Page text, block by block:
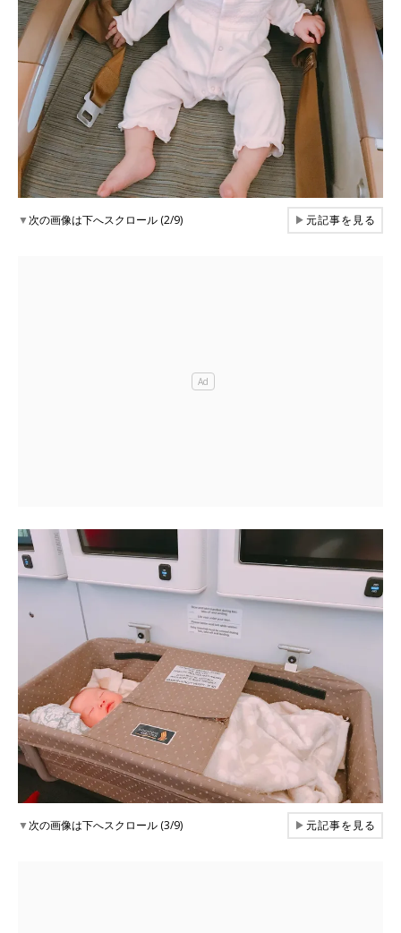
▼次の画像は下へスクロール (2/9) ▶元記事を見る
▼次の画像は下へスクロール (3/9) ▶元記事を見る